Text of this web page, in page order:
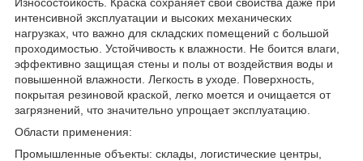
интенсивной эксплуатации и высоких механических
нагрузках, что важно для складских помещений с большой
проходимостью. Устойчивость к влажности. Не боится влаги,
эффективно защищая стены и полы от воздействия воды и
повышенной влажности. Легкость в уходе. Поверхность,
покрытая резиновой краской, легко моется и очищается от
загрязнений, что значительно упрощает эксплуатацию.
Области применения:
Промышленные объекты: склады, логистические центры,